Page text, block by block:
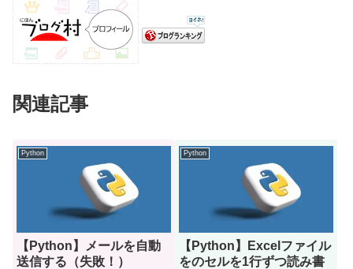
関連記事
Python
【Python】メールを自動
送信する（失敗！）
Python
【Python】Excelファイル
をのセルを1行ずつ読み書